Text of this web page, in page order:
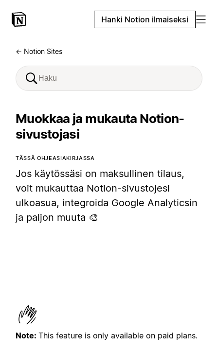
Hanki Notion ilmaiseksi
← Notion Sites
Muokkaa ja mukauta Notion-
sivustojasi
TÄSSÄ OHJEASIAKIRJASSA
Jos käytössäsi on maksullinen tilaus,
voit mukauttaa Notion-sivustojesi
ulkoasua, integroida Google Analyticsin
ja paljon muuta 🎨
Note: This feature is only available on paid plans.